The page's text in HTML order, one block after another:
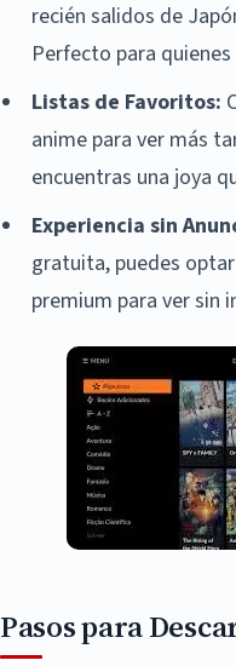
recién salidos de
Perfecto para
Listas de Favoritos:
anime para ver más
encuentras una joya
Experiencia sin
gratuita, puedes
premium para ver sin
Pasos para